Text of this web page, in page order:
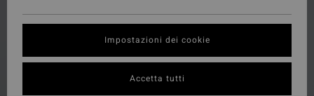
Impostazioni dei cookie
Accetta tutti